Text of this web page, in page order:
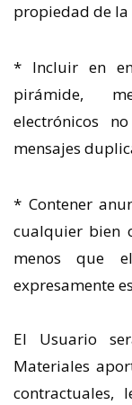
propiedad de la
* Incluir en
pirámide,
electrónicos
mensajes
* Contener
cualquier bien
menos que
expresamente
El Usuario
Materiales
contractuales,